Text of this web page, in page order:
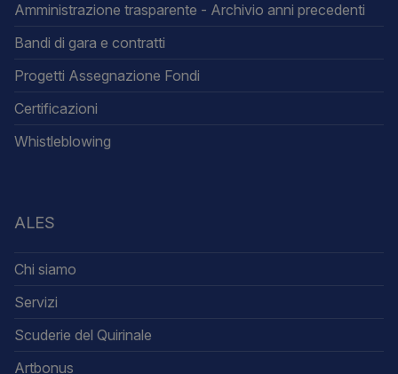
Amministrazione trasparente - Archivio anni precedenti
Bandi di gara e contratti
Progetti Assegnazione Fondi
Certificazioni
Whistleblowing
ALES
Chi siamo
Servizi
Scuderie del Quirinale
Artbonus